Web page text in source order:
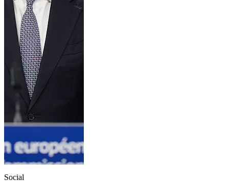
Social